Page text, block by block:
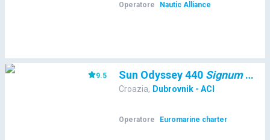
Operatore Nautic Alliance
9.5 Sun Odyssey 440 Signum Alfa
Croazia, Dubrovnik - ACI
Operatore Euromarine charter